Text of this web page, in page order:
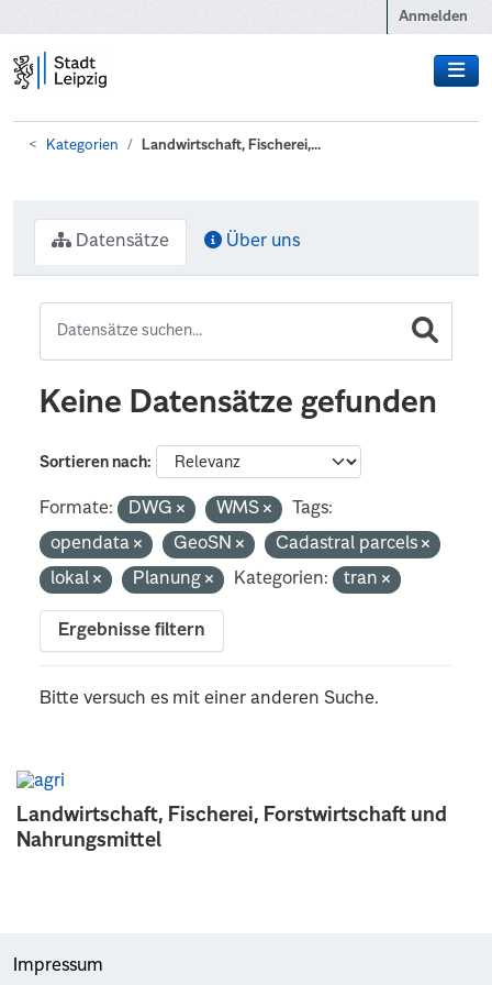
Anmelden
Kategorien Landwirtschaft, Fischerei,...
Landwirtschaft, Fischerei, Forstwirtschaft und
Nahrungsmittel
Datensätze Über uns
Keine Datensätze gefunden
Sortieren nach
Formate: DWG WMS
Tags:
opendata
GeoSN
Cadastral parcels
lokal
Planung Kategorien: tran
Ergebnisse filtern
Bitte versuch es mit einer anderen Suche.
Impressum